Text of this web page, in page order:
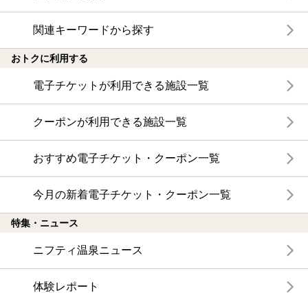
関連キーワードから探す
おトクに利用する
電子チケットが利用できる施設一覧
クーポンが利用できる施設一覧
おすすめ電子チケット・クーポン一覧
今月の新着電子チケット・クーポン一覧
特集・ニュース
ニフティ温泉ニュース
体験レポート